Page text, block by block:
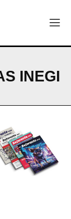
para
global
no tiene estas
para
INEGI